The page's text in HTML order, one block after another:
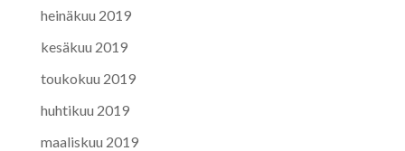
heinäkuu 2019
kesäkuu 2019
toukokuu 2019
huhtikuu 2019
maaliskuu 2019